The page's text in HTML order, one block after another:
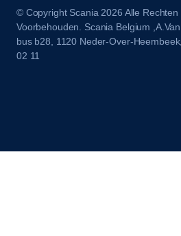
© Copyright Scania 2026 Alle Rechten
Voorbehouden. Scania Belgium
bus b28, 1120 Neder-Over-
02 11